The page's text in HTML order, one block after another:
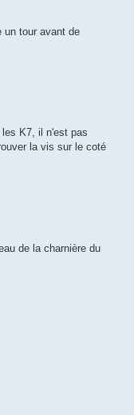
un tour avant de
K7, il n'est pas
la vis sur le coté
de la charnière du